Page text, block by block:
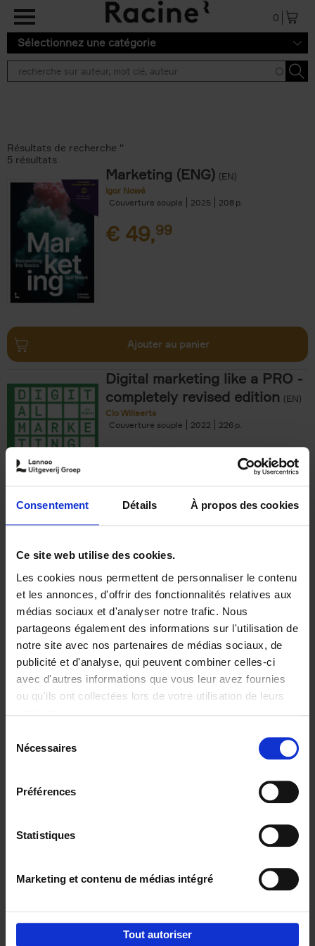
Consentement Détails À propos des cookies
Ce site web utilise des cookies.
Les cookies nous permettent de personnaliser le contenu
et les annonces, d'offrir des fonctionnalités relatives aux
médias sociaux et d'analyser notre trafic. Nous
partageons également des informations sur l'utilisation de
notre site avec nos partenaires de médias sociaux, de
publicité et d'analyse, qui peuvent combiner celles-ci
avec d'autres informations que vous leur avez fournies
ou qu'ils ont collectées lors de votre utilisation de leurs
Nécessaires
Préférences
Statistiques
Marketing et contenu de médias intégré
Tout autoriser
Aller au contenu principal
0
Sélectionnez une catégorie
Résultats de recherche ''
5 résultats
Marketing (ENG) (EN)
Igor Nowé
Couverture souple
2025 208
€ 49,99
Ajouter au panier
Digital marketing like a PRO -
completely revised edition (EN)
Clo Willaerts
Couverture souple
2022 226
€35,50
The Offer You Can't
Refuse
Steven Van Belleghem
Couverture souple
2020 256
€37,50
Building Bonds = Building